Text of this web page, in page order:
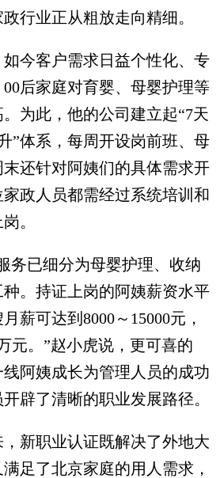
行业正从粗放走向精细。
客户需求日益个性化、专
后家庭对育婴、母婴护理等
为此，他的公司建立起“7天
”体系，每周开设岗前班、母
还针对阿姨们的具体需求开
政人员都需经过系统培训和
。
已细分为母婴护理、收纳
种。持证上岗的阿姨薪资水平
薪可达到8000～15000元，
元。”赵小虎说，更可喜的
阿姨成长为管理人员的成功
辟了清晰的职业发展路径。
职业认证既解决了外地大
足了北京家庭的用人需求，